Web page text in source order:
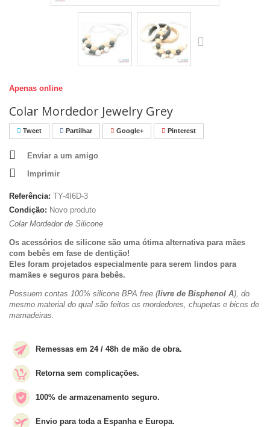
Apenas online
Colar Mordedor Jewelry Grey
Tweet Partilhar Google+ Pinterest
Enviar a um amigo
Imprimir
Referência: TY-4I6D-3
Condição: Novo produto
Colar Mordedor de Silicone
Os acessórios de silicone são uma ótima alternativa para mães
com bebês em fase de dentição!
Eles foram projetados especialmente para serem lindos para
mamães e seguros para bebês.
Possuem contas 100% silicone BPA free (livre de Bisphenol A), do
mesmo material do qual são feitos os mordedores, chupetas e bicos de
mamadeiras.
Remessas em 24 / 48h de mão de obra.
Retorna sem complicações.
100% de armazenamento seguro.
Envio para toda a Espanha e Europa.